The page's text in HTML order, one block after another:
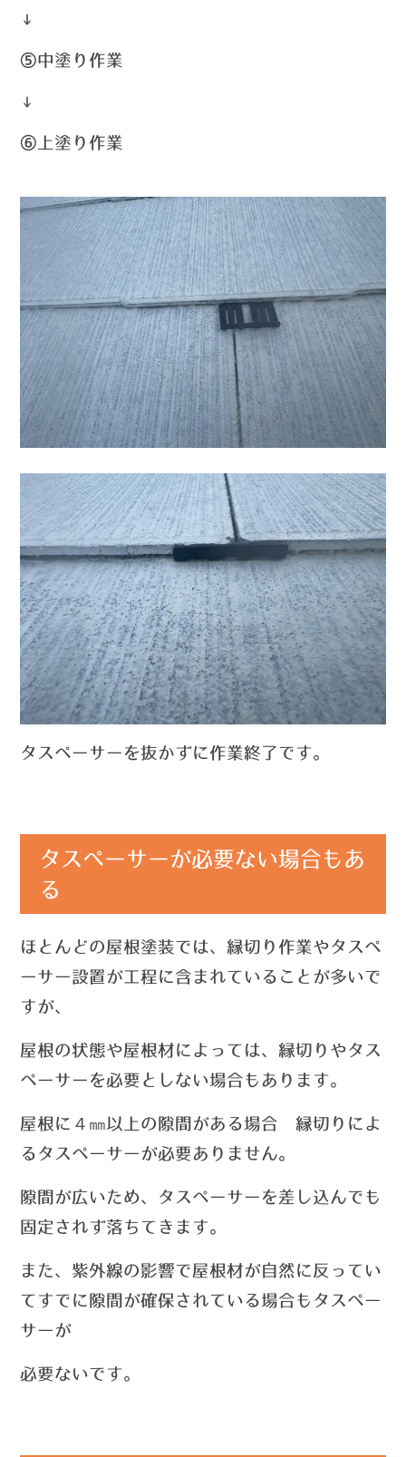
↓
⑤中塗り作業
↓
⑥上塗り作業
タスペーサーを抜かずに作業終了です。
タスペーサーが必要ない場合もあ
る
ほとんどの屋根塗装では、縁切り作業やタスペ
ーサー設置が工程に含まれていることが多いで
すが、
屋根の状態や屋根材によっては、縁切りやタス
ペーサーを必要としない場合もあります。
屋根に ４㎜ 以上の隙間がある場合 縁切りによ
るタスペーサーが必要ありません。
隙間が広いため、タスペーサーを差し込んでも
固定されず落ちてきます。
また、紫外線の影響で屋根材が自然に反ってい
てすでに隙間が確保されている場合も タスペー
サーが
必要ないです。